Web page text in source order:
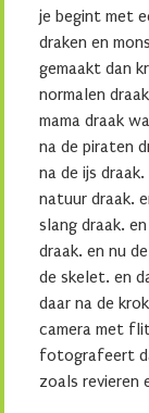
je begint met
draken en
gemaakt dan
normalen
mama draak
na de piraten
na de ijs
natuur draak.
slang draak.
draak. en nu
de skelet. en
daar na de
camera met
fotografeert
zoals revieren